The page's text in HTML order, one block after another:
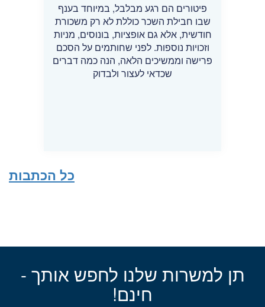
פיטורים הם רגע מבלבל, במיוחד בענף
שבו חבילת השכר כוללת לא רק משכורת
חודשית, אלא גם אופציות, בונוסים, מניות
וזכויות נוספות. לפני שחותמים על הסכם
פרישה וממשיכים הלאה, הנה כמה דברים
שכדאי לעצור ולבדוק
כל הכתבות
תן למשרות שלנו לחפש אותך -
חינם!